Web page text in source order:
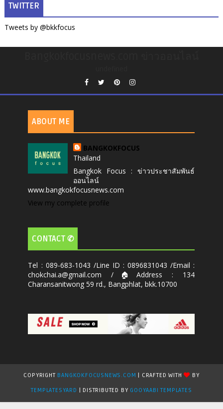
TWITTER
Tweets by @bkkfocus
ABOUT ME
BANGKOKFOCUS
Thailand
Bangkok Focus : ข่าวประชาสัมพันธ์
ออนไลน์
www.bangkokfocusnews.com
View my complete profile
CONTACT ✆
Tel : 089-683-1043 /Line ID : 0896831043 /Email :
chokchai.a@gmail.com /🏠Address : 134
Charansanitwong 59 rd., Bangphlat, bkk.10700
COPYRIGHT BANGKOKFOCUSNEWS.COM | CRAFTED WITH
BY
TEMPLATESYARD
| DISTRIBUTED BY GOOYAABI TEMPLATES